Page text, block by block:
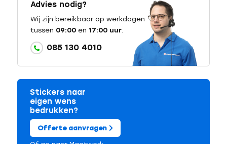
Advies nodig?
Wij zijn bereikbaar op werkdagen
tussen 09:00en 17:00 uur.
085 130 4010
Stickers naar
eigen wens
bedrukken?
Offerte aanvragen